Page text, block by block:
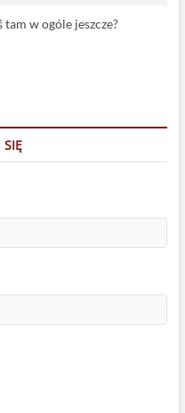
w ogóle jeszcze?
SIĘ